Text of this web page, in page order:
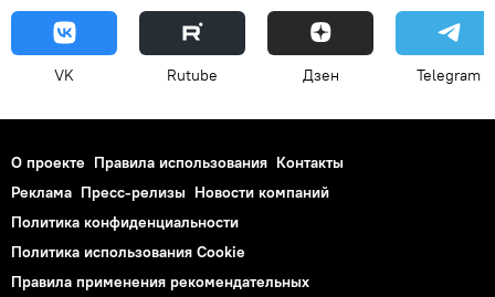
VK Rutube Дзен Telegram
О проекте Правила использования Контакты
Реклама Пресс-релизы Новости компаний
Политика конфиденциальности
Политика использования Cookie
Правила применения рекомендательных